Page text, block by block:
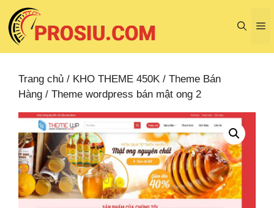
Chuyển
đến
nội
dung
Trang chủ / KHO THEME 450K / Theme Bán
Hàng / Theme wordpress bán mật ong 2